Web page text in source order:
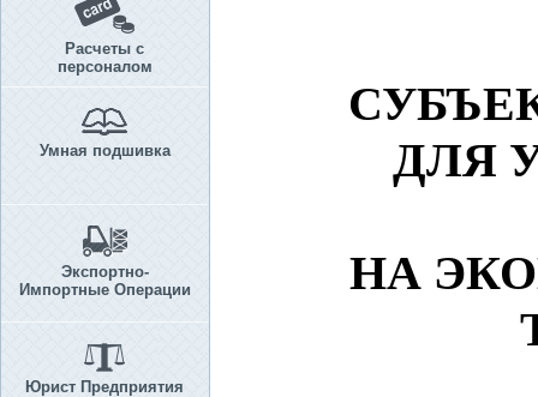
Расчеты с
персоналом
Умная подшивка
Экспортно-
Импортные Операции
Юрист Предприятия
ДЛЯ
НА